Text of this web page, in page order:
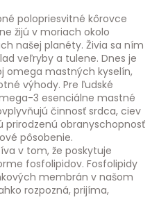
polopriesvitné kôrovce
žijú v moriach okolo
našej planéty. Živia sa ním
veľryby a tulene. Dnes je
omega mastných kyselín,
výhody. Pre ľudské
3 esenciálne mastné
činnosť srdca, ciev
prirodzenú obranyschopnosť
pôsobenie.
v tom, že poskytuje
fosfolipidov. Fosfolipidy
membrán v našom
rozpozná, prijíma,